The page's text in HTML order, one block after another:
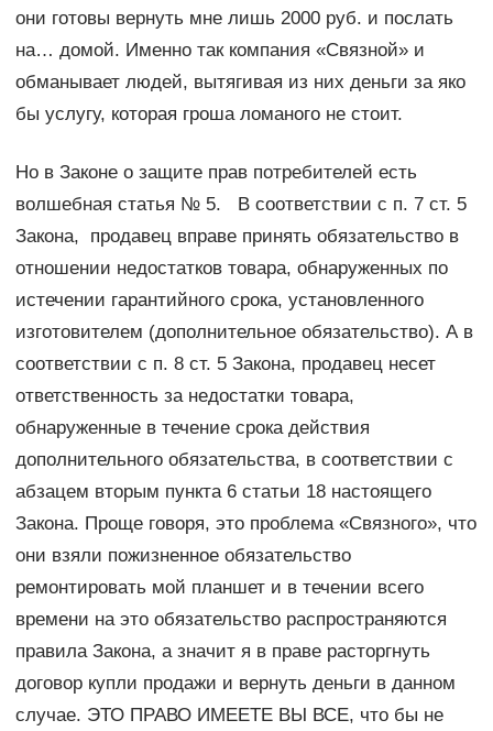
они готовы вернуть мне лишь 2000 руб. и послать
на… домой. Именно так компания «Связной» и
обманывает людей, вытягивая из них деньги за яко
бы услугу, которая гроша ломаного не стоит.
Но в Законе о защите прав потребителей есть
волшебная статья № 5. В соответствии с п. 7 ст. 5
Закона, продавец вправе принять обязательство в
отношении недостатков товара, обнаруженных по
истечении гарантийного срока, установленного
изготовителем (дополнительное обязательство). А в
соответствии с п. 8 ст. 5 Закона, продавец несет
ответственность за недостатки товара,
обнаруженные в течение срока действия
дополнительного обязательства, в соответствии с
абзацем вторым пункта 6 статьи 18 настоящего
Закона. Проще говоря, это проблема «Связного», что
они взяли пожизненное обязательство
ремонтировать мой планшет и в течении всего
времени на это обязательство распространяются
правила Закона, а значит я в праве расторгнуть
договор купли продажи и вернуть деньги в данном
случае. ЭТО ПРАВО ИМЕЕТЕ ВЫ ВСЕ, что бы не